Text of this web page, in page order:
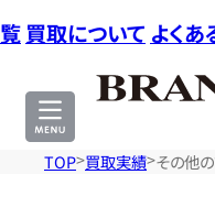
覧 買取について よく
TOP 買取実績 その他